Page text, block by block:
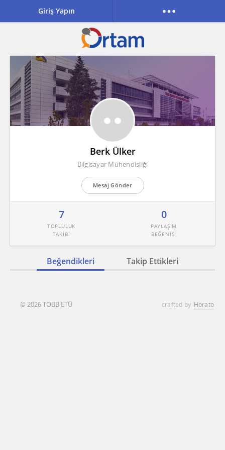
Berk Ülker
Bilgisayar Mühendisliği
Mesaj Gönder
7
TOPLULUK
TAKİBİ
0
PAYLAŞIM
BEĞENİSİ
Beğendikleri Takip Ettikleri
Giriş Yapın
© 2026 TOBB ETÜ crafted by Horato